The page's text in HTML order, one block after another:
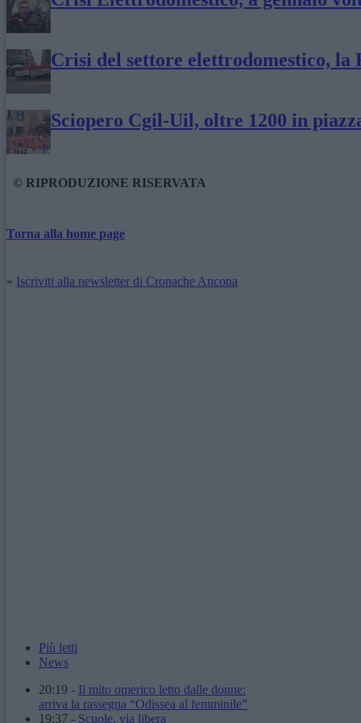
Crisi del settore elettrodomestico, la
Sciopero Cgil-Uil, oltre 1200 in
© RIPRODUZIONE RISERVATA
Torna alla home page
» Iscriviti alla newsletter di Cronache Ancona
Più letti
News
20:19 - Il mito omerico letto dalle donne:
arriva la rassegna “Odissea al femminile”
19:37 - Scuole, via libera